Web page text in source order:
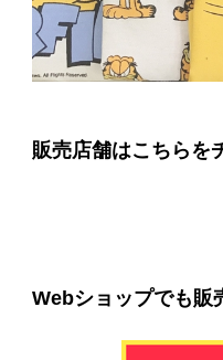
販売店舗はこちらを
Webショップでも販